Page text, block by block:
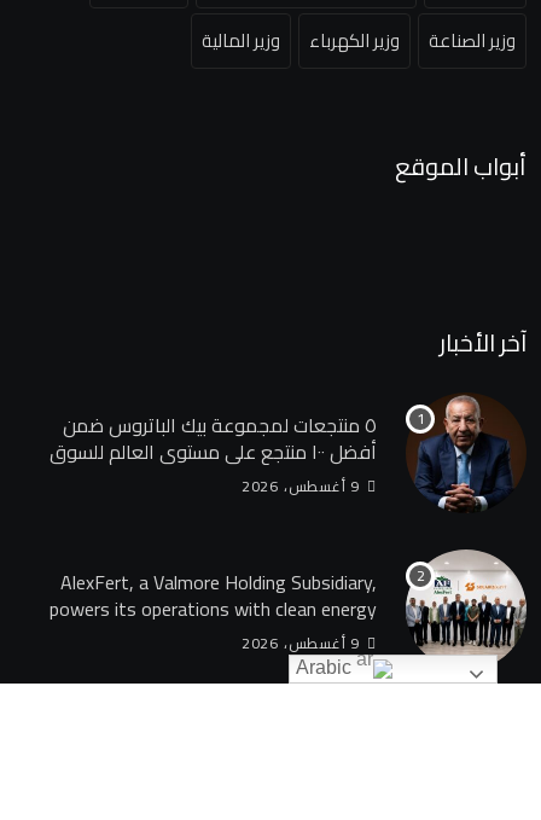
وزير الصناعة
وزير الكهرباء وزير المالية
أبواب الموقع
آخر الأخبار
٥ منتجعات لمجموعة بيك الباتروس ضمن
أفضل ١٠٠ منتجع على مستوى العالم للسوق
الروسى
9 أغسطس، 2026
AlexFert, a Valmore Holding Subsidiary,
powers its operations with clean energy
through a 30-year partnership with
SolarizEgypt
9 أغسطس، 2026
Arabic